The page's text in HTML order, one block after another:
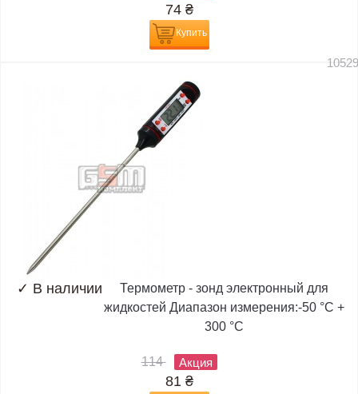
74 ₴
Купить
✓ В наличии
Термометр - зонд электронный для
жидкостей Диапазон измерения:-50 °C +
300 °C
114 Акция
81 ₴